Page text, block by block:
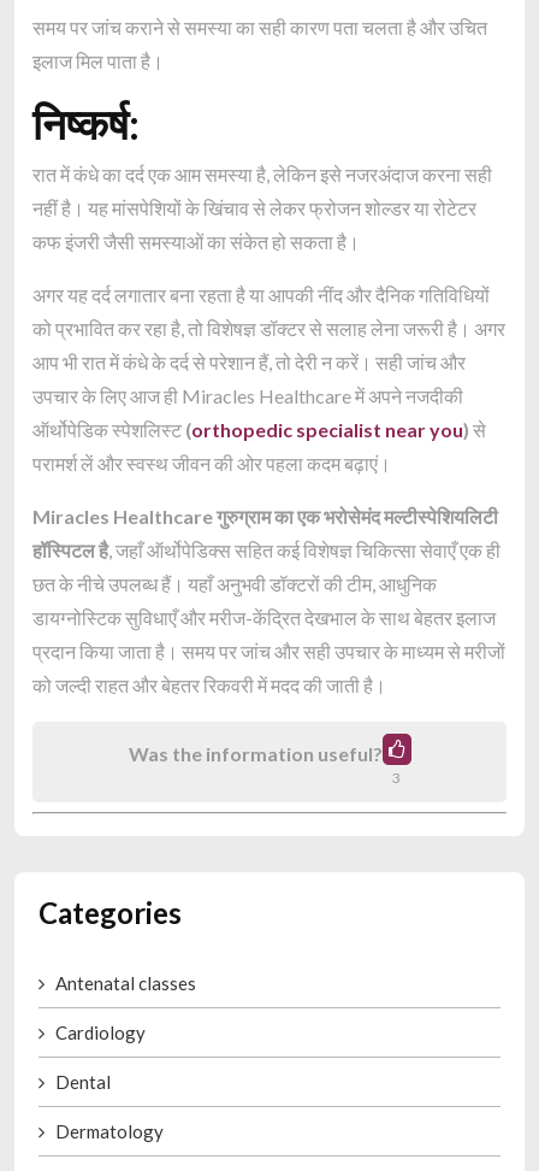
समय पर जांच कराने से समस्या का सही कारण पता चलता है और उचित
इलाज मिल पाता है।
निष्कर्ष:
रात में कंधे का दर्द एक आम समस्या है, लेकिन इसे नजरअंदाज करना सही
नहीं है। यह मांसपेशियों के खिंचाव से लेकर फ्रोजन शोल्डर या रोटेटर
कफ इंजरी जैसी समस्याओं का संकेत हो सकता है।
अगर यह दर्द लगातार बना रहता है या आपकी नींद और दैनिक गतिविधियों
को प्रभावित कर रहा है, तो विशेषज्ञ डॉक्टर से सलाह लेना जरूरी है। अगर
आप भी रात में कंधे के दर्द से परेशान हैं, तो देरी न करें। सही जांच और
उपचार के लिए आज ही Miracles Healthcare में अपने नजदीकी
ऑर्थोपेडिक स्पेशलिस्ट (orthopedic specialist near you) से
परामर्श लें और स्वस्थ जीवन की ओर पहला कदम बढ़ाएं।
Miracles Healthcare गुरुग्राम का एक भरोसेमंद मल्टीस्पेशियलिटी
हॉस्पिटल है, जहाँ ऑर्थोपेडिक्स सहित कई विशेषज्ञ चिकित्सा सेवाएँ एक ही
छत के नीचे उपलब्ध हैं। यहाँ अनुभवी डॉक्टरों की टीम, आधुनिक
डायग्नोस्टिक सुविधाएँ और मरीज-केंद्रित देखभाल के साथ बेहतर इलाज
प्रदान किया जाता है। समय पर जांच और सही उपचार के माध्यम से मरीजों
को जल्दी राहत और बेहतर रिकवरी में मदद की जाती है।
Was the information useful?
3
Categories
Antenatal classes
Cardiology
Dental
Dermatology